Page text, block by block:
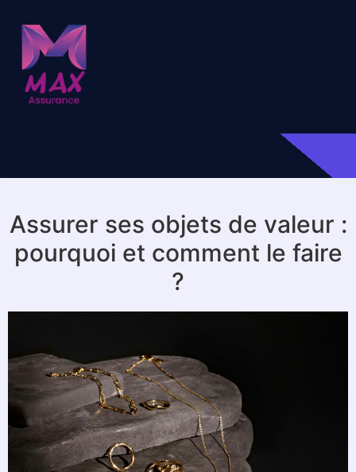
Assurer ses objets de valeur :
pourquoi et comment le faire
?